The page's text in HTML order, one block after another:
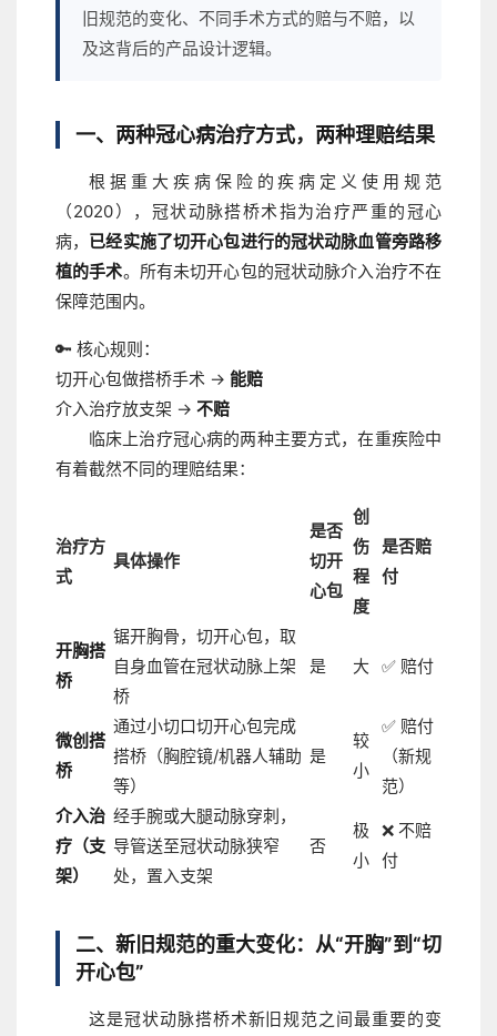
旧规范的变化、不同手术方式的赔与不赔，以
及这背后的产品设计逻辑。
一、两种冠心病治疗方式，两种理赔结果
根据重大疾病保险的疾病定义使用规范
（2020），冠状动脉搭桥术指为治疗严重的冠心
病， 已经实施了切开心包进行的冠状动脉血管旁路移
植的手术。所有未切开心包的冠状动脉介入治疗不在
保障范围内。
🔑 核心规则：
切开心包做搭桥手术 → 能赔
介入治疗放支架 → 不赔
临床上治疗冠心病的两种主要方式，在重疾险中
有着截然不同的理赔结果：
治疗方
式
具体操作
是否
切开
心包
创
伤
程
度
是否赔
付
开胸搭
桥
锯开胸骨，切开心包，取
自身血管在冠状动脉上架
桥
是 大 ✅ 赔付
微创搭
桥
通过小切口切开心包完成
搭桥（胸腔镜/机器人辅助
等）
是
较
小
✅ 赔付
（新规
范）
介入治
疗（支
架）
经手腕或大腿动脉穿刺，
导管送至冠状动脉狭窄
处，置入支架
否
极
小
❌ 不赔
付
二、新旧规范的重大变化：从“开胸”到“切
开心包”
这是冠状动脉搭桥术新旧规范之间最重要的变